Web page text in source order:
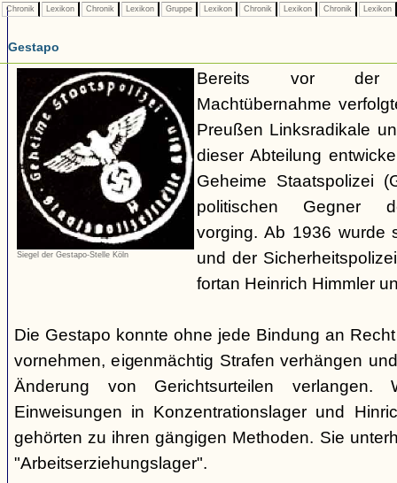
Chronik Lexikon Chronik Lexikon Gruppe Lexikon Chronik Lexikon Chronik Lexikon
Gestapo
Siegel der Gestapo-Stelle Köln
Bereits vor der
Machtübernahme
Preußen Linksradikale
dieser Abteilung
Geheime Staatspolizei
politischen Gegner
vorging. Ab 1936 wurde
und der
fortan Heinrich Himmler
Die Gestapo konnte ohne jede Bindung an
vornehmen, eigenmächtig Strafen verhängen
Änderung von Gerichtsurteilen verlangen.
Einweisungen in Konzentrationslager und
gehörten zu ihren gängigen Methoden. Sie
"Arbeitserziehungslager".